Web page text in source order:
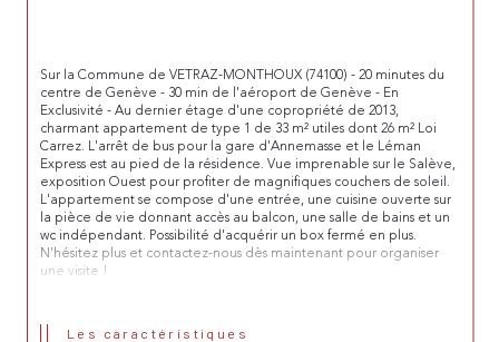
Sur la Commune de VETRAZ-MONTHOUX (74100) - 20 minutes du
centre de Genève - 30 min de l'aéroport de Genève - En
Exclusivité - Au dernier étage d'une copropriété de 2013,
charmant appartement de type 1 de 33 m² utiles dont 26 m² Loi
Carrez. L'arrêt de bus pour la gare d'Annemasse et le Léman
Express est au pied de la résidence. Vue imprenable sur le Salève,
exposition Ouest pour profiter de magnifiques couchers de soleil.
L'appartement se compose d'une entrée, une cuisine ouverte sur
la pièce de vie donnant accès au balcon, une salle de bains et un
wc indépendant. Possibilité d'acquérir un box fermé en plus.
N'hésitez plus et contactez-nous dès maintenant pour organiser
une visite !
disponibles sur le site Géorisques :
Les caractéristiques